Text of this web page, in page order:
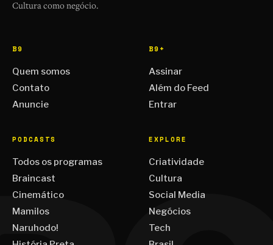
Cultura como negócio.
B9
Quem somos
Contato
Anuncie
B9+
Assinar
Além do Feed
Entrar
PODCASTS
Todos os programas
Braincast
Cinemático
Mamilos
Naruhodo!
EXPLORE
Criatividade
Cultura
Social Media
Negócios
Tech